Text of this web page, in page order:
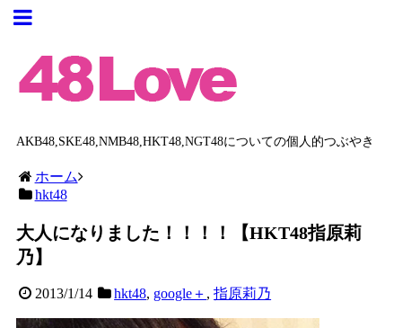
AKB48,SKE48,NMB48,HKT48,NGT48についての個人的つぶやき
ホーム
hkt48
大人になりました！！！！【HKT48指原莉
乃】
2013/1/14 hkt48, google＋ ,指原莉乃